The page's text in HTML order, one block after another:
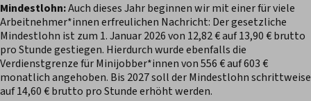
Mindestlohn:Auch dieses Jahr beginnen wir mit einer für viele
Arbeitnehmer*innen erfreulichen Nachricht: Der gesetzliche
Mindestlohn ist zum 1. Januar 2026 von 12,82 € auf 13,90 € brutto
pro Stunde gestiegen. Hierdurch wurde ebenfalls die
Verdienstgrenze für Minijobber*innen von 556 € auf 603 €
monatlich angehoben. Bis 2027 soll der Mindestlohn schrittweise
auf 14,60 € brutto pro Stunde erhöht werden.